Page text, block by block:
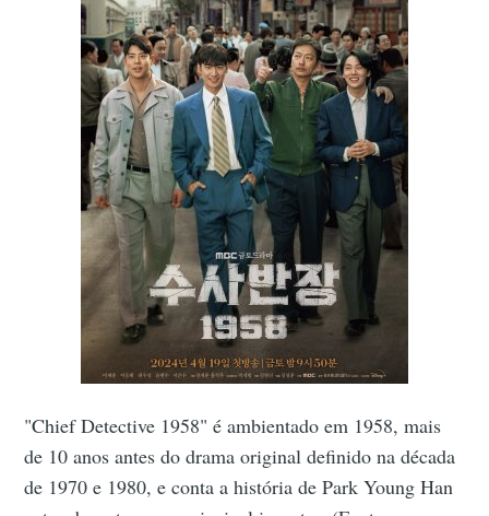
"Chief Detective 1958" é ambientado em 1958, mais
de 10 anos antes do drama original definido na década
de 1970 e 1980, e conta a história de Park Young Han